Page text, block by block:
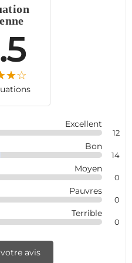
Excellent
12
Bon
14
Moyen
0
Pauvres
0
Terrible
0
avis